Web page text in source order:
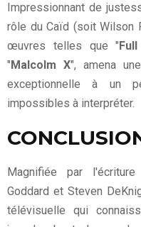
Impressionnant de
rôle du Caïd (soit Wilson
œuvres telles que "
" Malcolm X", amena
exceptionnelle à un
impossibles à interpréter.
Magnifiée par
Goddard et Steven
télévisuelle qui